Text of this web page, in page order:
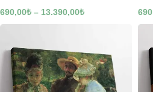
690,00₺ – 13.390,00₺